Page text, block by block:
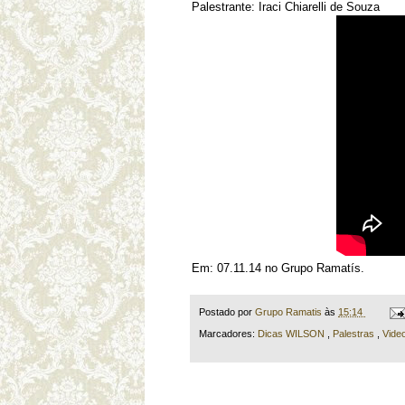
Palestrante: Iraci Chiarelli de Souza
Em: 07.11.14 no Grupo Ramatís.
Postado por Grupo Ramatis às 15:14
Marcadores: Dicas WILSON , Palestras ,